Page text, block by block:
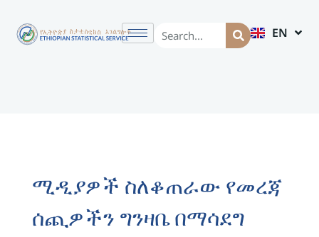
EN
AM
ሚዲያዎች ስለቆጠራው የመረጃ
ሰጪዎችን ግንዛቤ በማሳደግ